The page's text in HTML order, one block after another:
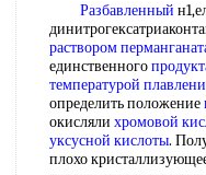
Разбавленный
раствором
единственного
температурой
определить положение
окисляли хромовой
уксусной кислоты.
плохо